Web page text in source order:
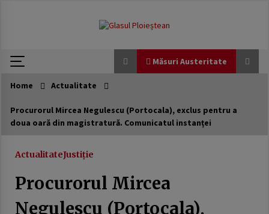
Măsuri Austeritate
Măsuri Austeritate
Avocatul Poporului sesizează CCR privind
USR a scumpit apa românilor. Jalon din PNRR
21 februarie 2026
Home Actualitate
Procurorul Mircea Negulescu (Portocala), exclus pentru a
doua oară din magistratură. Comunicatul instanței
ActualitateJustiție
Procurorul Mircea
Negulescu (Portocala),